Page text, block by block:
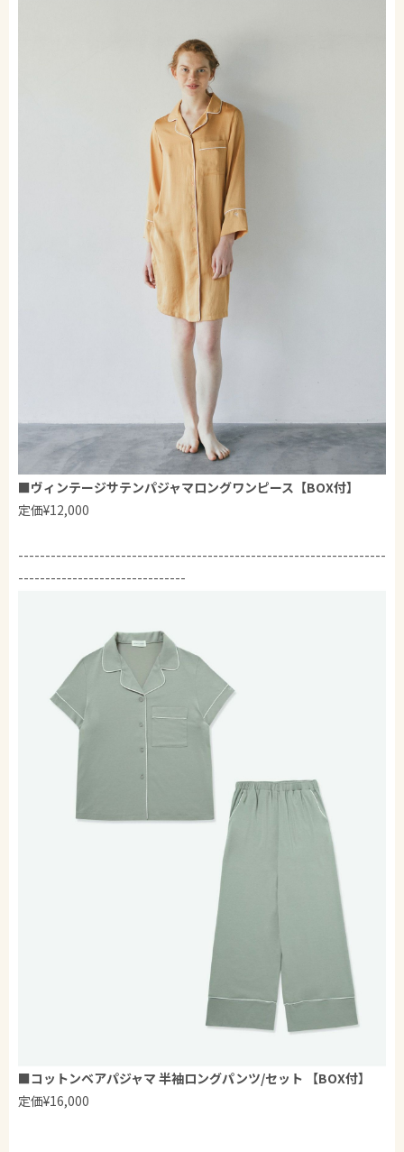
■ヴィンテージサテンパジャマロングワンピース【BOX付】
定価¥12,000
--------------------------------------------------------------------
-------------------------------
■コットンベアパジャマ 半袖ロングパンツ/セット 【BOX付】
定価¥16,000